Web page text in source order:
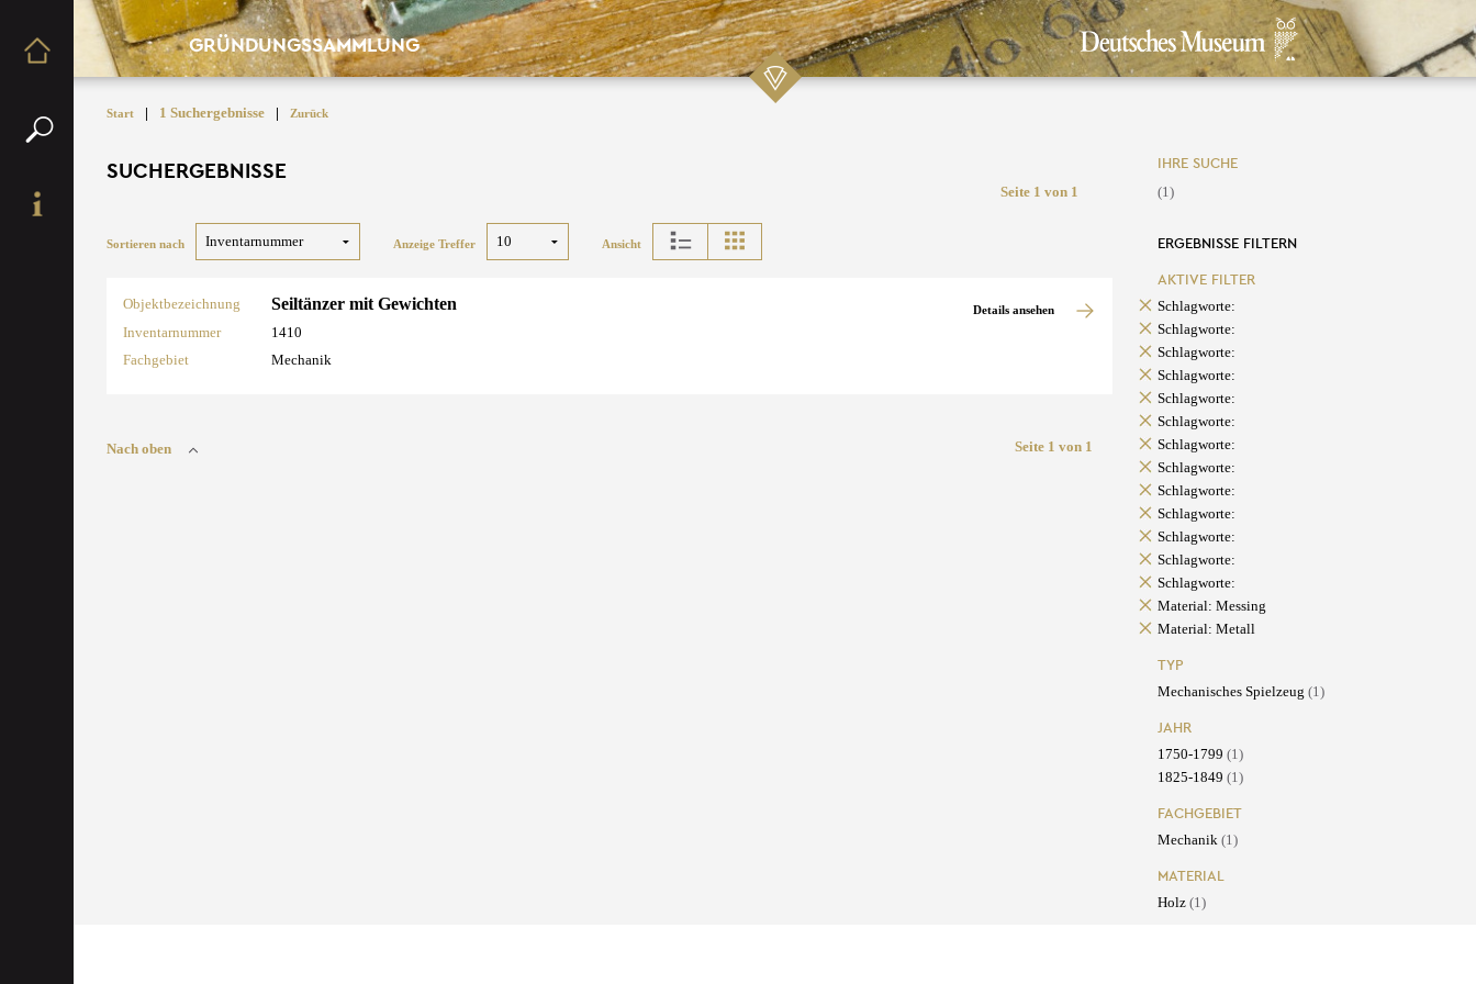
GRÜNDUNGSSAMMLUNG
Start | 1 Suchergebnisse | Zurück
SUCHERGEBNISSE
Seite 1 von 1
Sortieren nach Anzeige Treffer Ansicht
Objektbezeichnung Seiltänzer mit Gewichten
Inventarnummer
1410
Fachgebiet
Mechanik
Details ansehen
Nach oben Seite 1 von 1
IHRE SUCHE
(1)
ERGEBNISSE FILTERN
AKTIVE FILTER
Schlagworte:
Schlagworte:
Schlagworte:
Schlagworte:
Schlagworte:
Schlagworte:
Schlagworte:
Schlagworte:
Schlagworte:
Schlagworte:
Schlagworte:
Schlagworte:
Schlagworte:
Material: Messing
Material: Metall
TYP
Mechanisches Spielzeug (1)
JAHR
1750-1799 (1)
1825-1849 (1)
FACHGEBIET
Mechanik (1)
MATERIAL
Holz (1)